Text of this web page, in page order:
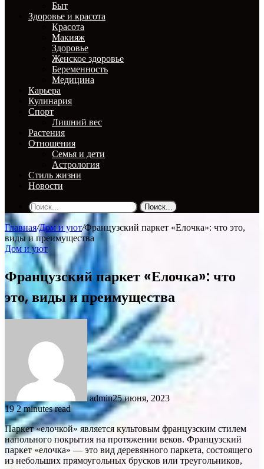
Быт
Здоровье и красота
Красота
Макияж
Здоровье
Женское здоровье
Беременность
Медицина
Карьера
Кулинария
Спорт
Лишний вес
Растения
Отношения
Семья и дети
Астрология
Стиль жизни
Новости
Поиск...
Главная/Дом и уют/Французский паркет «Елочка»: что это,
виды и преимущества
Дом и уют
Французский паркет «Елочка»: что
это, виды и преимущества
admin25 июня, 2023
192 minutes read
Паркет «елочкой» является культовым французским стилем
напольного покрытия на протяжении веков. Французский
паркет «елочка» — это вид деревянного паркета, состоящего
из небольших прямоугольных брусков или треугольников,